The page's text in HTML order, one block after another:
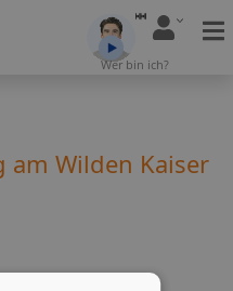
Wer bin ich?
am Wilden Kaiser